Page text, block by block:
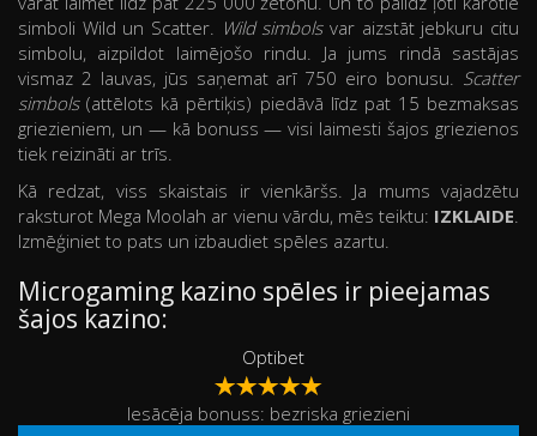
simboli Wild un Scatter. Wild simbolsvar aizstāt jebkuru citu
simbolu, aizpildot laimējošo rindu. Ja jums rindā sastājas
vismaz 2 lauvas, jūs saņemat arī 750 eiro bonusu. Scatter
simbols(attēlots kā pērtiķis) piedāvā līdz pat 15 bezmaksas
griezieniem, un — kā bonuss — visi laimesti šajos griezienos
tiek reizināti ar trīs.
Kā redzat, viss skaistais ir vienkāršs. Ja mums vajadzētu
raksturot Mega Moolah ar vienu vārdu, mēs teiktu: IZKLAIDE.
Izmēģiniet to pats un izbaudiet spēles azartu.
Microgaming kazino spēles ir pieejamas
šajos kazino:
Optibet
Iesācēja bonuss: bezriska griezieni